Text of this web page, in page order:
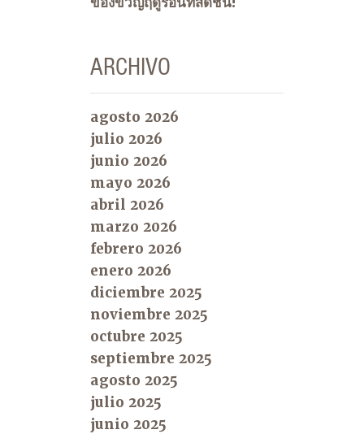
ARCHIVO
agosto 2026
julio 2026
junio 2026
mayo 2026
abril 2026
marzo 2026
febrero 2026
enero 2026
diciembre 2025
noviembre 2025
octubre 2025
septiembre 2025
agosto 2025
julio 2025
junio 2025